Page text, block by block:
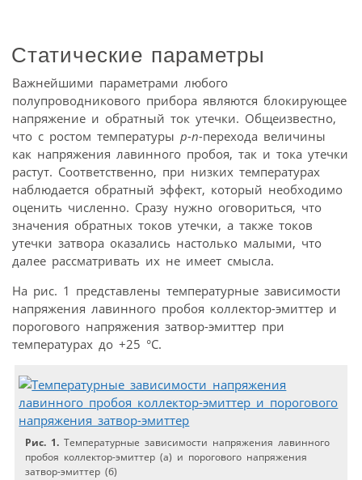
Статические параметры
Важнейшими параметрами любого
полупроводникового прибора являются блокирующее
напряжение и обратный ток утечки. Общеизвестно,
что с ростом температуры p-n-перехода величины
как напряжения лавинного пробоя, так и тока утечки
растут. Соответственно, при низких температурах
наблюдается обратный эффект, который необходимо
оценить численно. Сразу нужно оговориться, что
значения обратных токов утечки, а также токов
утечки затвора оказались настолько малыми, что
далее рассматривать их не имеет смысла.
На рис. 1 представлены температурные зависимости
напряжения лавинного пробоя коллектор-эмиттер и
порогового напряжения затвор-эмиттер при
температурах до +25 °C.
Рис. 1. Температурные зависимости напряжения лавинного
пробоя коллектор-эмиттер (а) и порогового напряжения
затвор-эмиттер (б)